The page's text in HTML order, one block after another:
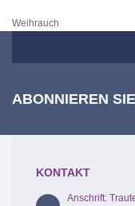
Weihrauch
ABONNIEREN
KONTAKT
Anschrift: